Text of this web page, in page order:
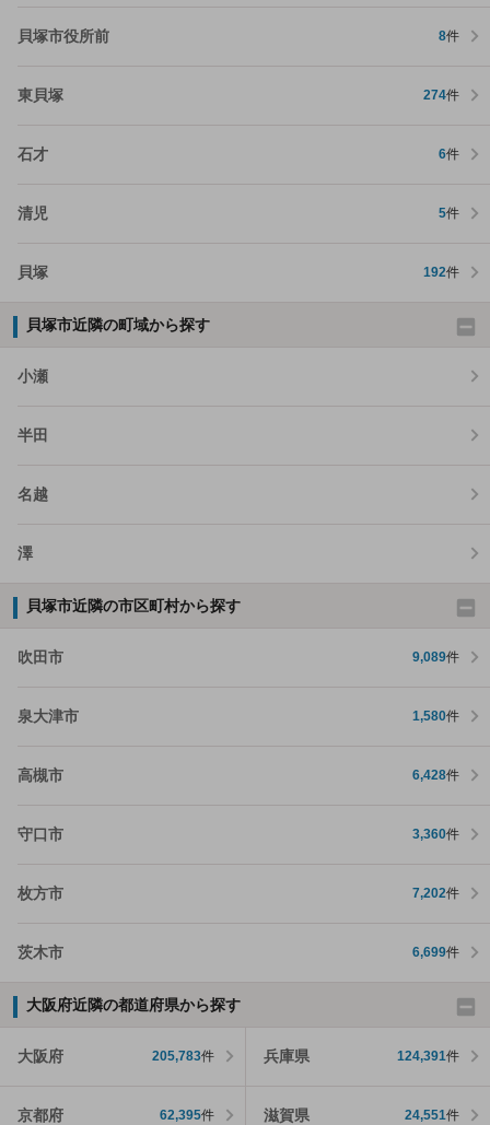
貝塚市役所前 8件
東貝塚 274件
石才 6件
清児 5件
貝塚 192件
貝塚市近隣の町域から探す
小瀬
半田
名越
澤
貝塚市近隣の市区町村から探す
吹田市 9,089件
泉大津市 1,580件
高槻市 6,428件
守口市 3,360件
枚方市 7,202件
茨木市 6,699件
大阪府近隣の都道府県から探す
大阪府 205,783件 兵庫県 124,391件
京都府 62,395件 滋賀県 24,551件